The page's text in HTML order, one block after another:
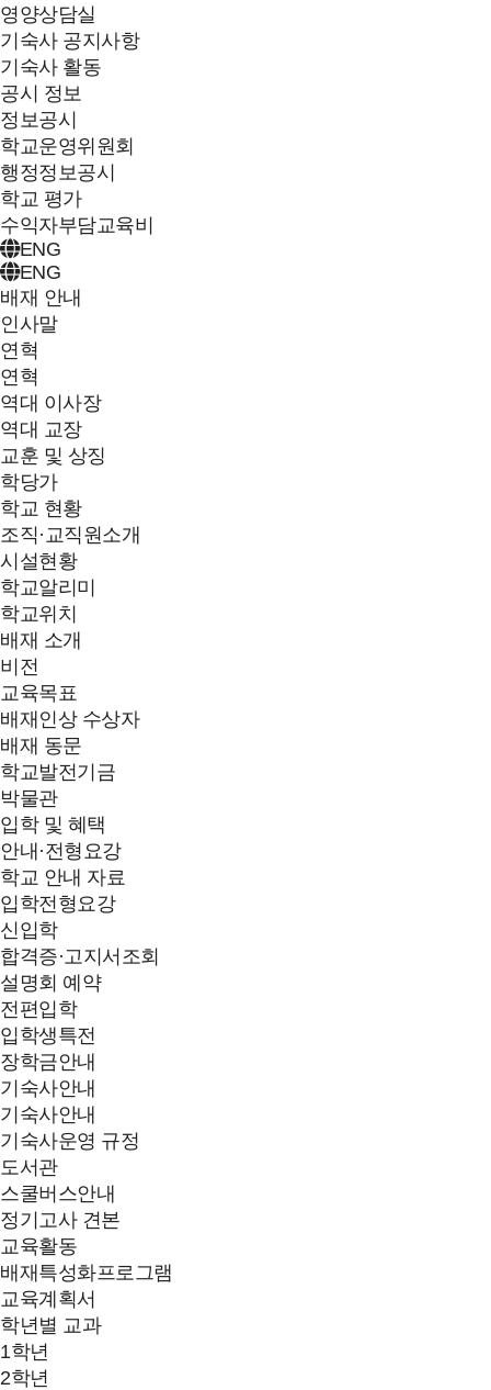
영양상담실
기숙사 공지사항
기숙사 활동
공시 정보
정보공시
학교운영위원회
행정정보공시
학교 평가
수익자부담교육비
ENG
ENG
배재 안내
인사말
연혁
연혁
역대 이사장
역대 교장
교훈 및 상징
학당가
학교 현황
조직·교직원소개
시설현황
학교알리미
학교위치
배재 소개
비전
교육목표
배재인상 수상자
배재 동문
학교발전기금
박물관
입학 및 혜택
안내·전형요강
학교 안내 자료
입학전형요강
신입학
합격증·고지서조회
설명회 예약
전편입학
입학생특전
장학금안내
기숙사안내
기숙사안내
기숙사운영 규정
도서관
스쿨버스안내
정기고사 견본
교육활동
배재특성화프로그램
교육계획서
학년별 교과
1학년
2학년